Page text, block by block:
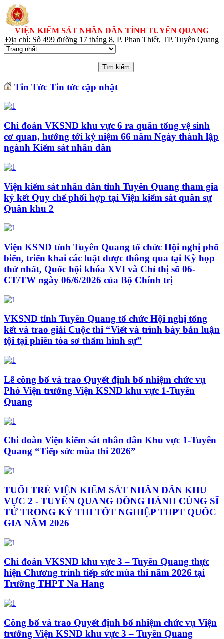
VIỆN KIỂM SÁT NHÂN DÂN TỈNH TUYÊN QUANG
Địa chỉ: Số 499 đường 17 tháng 8, P. Phan Thiết, TP. Tuyên Quang
Tin Tức Tin tức cập nhật
Chi đoàn VKSND khu vực 6 ra quân tổng vệ sinh
cơ quan, hướng tới kỷ niệm 66 năm Ngày thành lập
ngành Kiểm sát nhân dân
Viện kiểm sát nhân dân tỉnh Tuyên Quang tham gia
ký kết Quy chế phối hợp tại Viện kiểm sát quân sự
Quân khu 2
Viện KSND tỉnh Tuyên Quang tổ chức Hội nghị phổ
biến, triển khai các luật được thông qua tại Kỳ họp
thứ nhất, Quốc hội khóa XVI và Chỉ thị số 06-
CT/TW ngày 06/6/2026 của Bộ Chính trị
VKSND tỉnh Tuyên Quang tổ chức Hội nghị tổng
kết và trao giải Cuộc thi “Viết và trình bày bản luận
tội tại phiên tòa sơ thẩm hình sự”
Lễ công bố và trao Quyết định bổ nhiệm chức vụ
Phó Viện trưởng Viện KSND khu vực 1-Tuyên
Quang
Chi đoàn Viện kiểm sát nhân dân Khu vực 1-Tuyên
Quang “Tiếp sức mùa thi 2026”
TUỔI TRẺ VIỆN KIỂM SÁT NHÂN DÂN KHU
VỰC 2 - TUYÊN QUANG ĐỒNG HÀNH CÙNG SĨ
TỬ TRONG KỲ THI TỐT NGHIỆP THPT QUỐC
GIA NĂM 2026
Chi đoàn VKSND khu vực 3 – Tuyên Quang thực
hiện Chương trình tiếp sức mùa thi năm 2026 tại
Trường THPT Na Hang
Công bố và trao Quyết định bổ nhiệm chức vụ Viện
trưởng Viện KSND khu vực 3 – Tuyên Quang